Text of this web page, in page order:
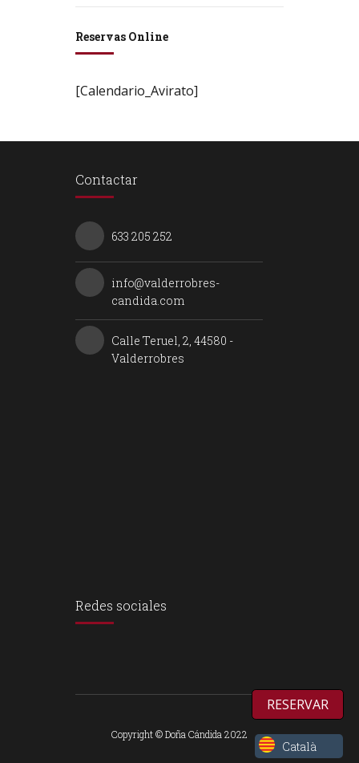
Reservas Online
[Calendario_Avirato]
Contactar
633 205 252
info@valderrobres-
candida.com
Calle Teruel, 2, 44580 -
Valderrobres
Redes sociales
Català
RESERVAR
Copyright © Doña Cándida 2022